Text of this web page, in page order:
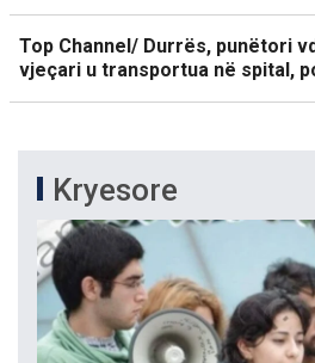
Top Channel/ Durrës, punëtori
vjeçari u transportua në spital,
Kryesore